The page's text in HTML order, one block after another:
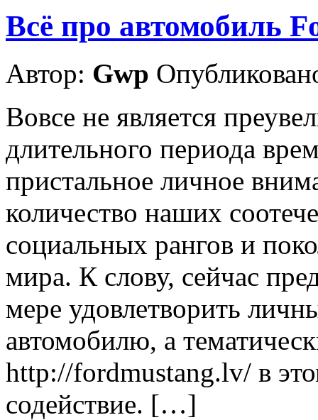
Всё про автомобиль
Автор: Gwp
Вовсе не является
длительного периода
пристальное личное
количество наших
социальных рангов и
мира. К слову, сейчас
мере удовлетворить
автомобилю, а
http://fordmustang.lv/ в
содействие. […]